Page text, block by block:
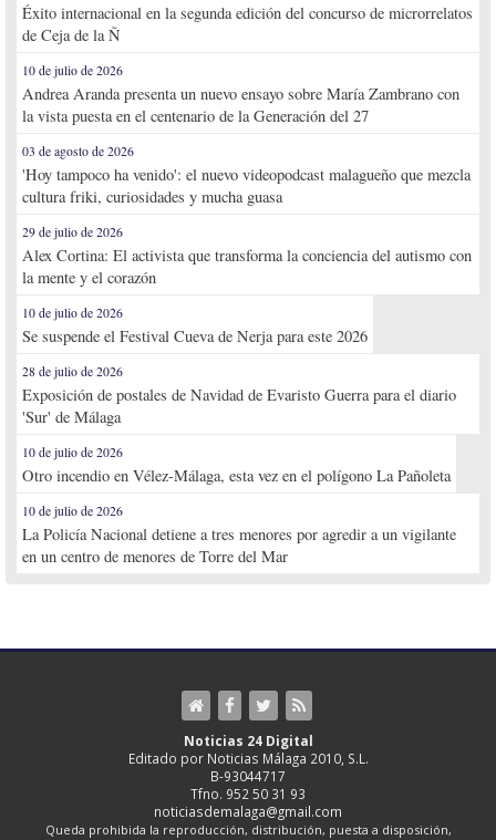
Éxito internacional en la segunda edición del concurso de microrrelatos
de Ceja de la Ñ
10 de julio de 2026
Andrea Aranda presenta un nuevo ensayo sobre María Zambrano con
la vista puesta en el centenario de la Generación del 27
03 de agosto de 2026
'Hoy tampoco ha venido': el nuevo videopodcast malagueño que mezcla
cultura friki, curiosidades y mucha guasa
29 de julio de 2026
Alex Cortina: El activista que transforma la conciencia del autismo con
la mente y el corazón
10 de julio de 2026
Se suspende el Festival Cueva de Nerja para este 2026
28 de julio de 2026
Exposición de postales de Navidad de Evaristo Guerra para el diario
'Sur' de Málaga
10 de julio de 2026
Otro incendio en Vélez-Málaga, esta vez en el polígono La Pañoleta
10 de julio de 2026
La Policía Nacional detiene a tres menores por agredir a un vigilante
en un centro de menores de Torre del Mar
Noticias 24 Digital
Editado por Noticias Málaga 2010, S.L.
B-93044717
Tfno. 952 50 31 93
noticiasdemalaga@gmail.com
Queda prohibida la reproducción, distribución, puesta a disposición,